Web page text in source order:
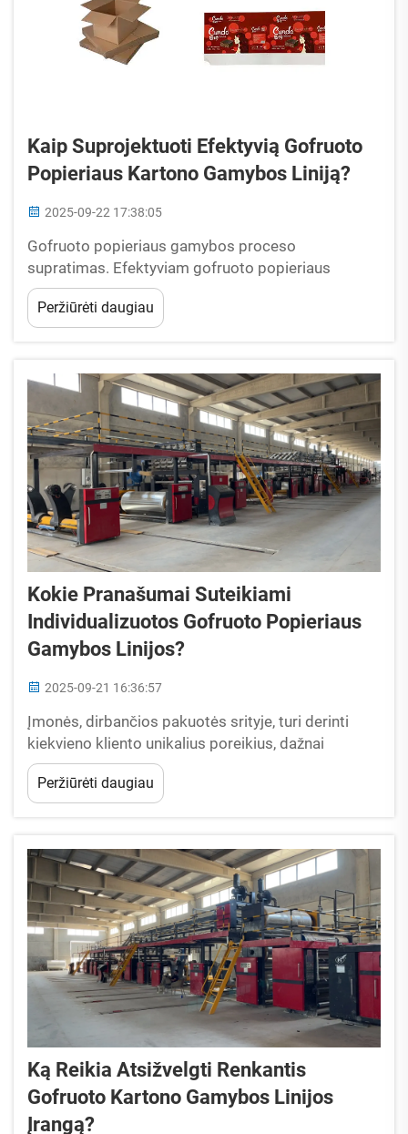
Kaip Suprojektuoti Efektyvią Gofruoto
Popieriaus Kartono Gamybos Liniją?
2025-09-22 17:38:05
Gofruoto popieriaus gamybos proceso
supratimas. Efektyviam gofruoto popieriaus
gamybos linijos įrengimui reikalingas sistemingas
supratimas, kaip žaliavos virsta galutine pakuote.
Šio proceso optimizavimas tiesiogiai veikia...
Peržiūrėti daugiau
Kokie Pranašumai Suteikiami
Individualizuotos Gofruoto Popieriaus
Gamybos Linijos?
2025-09-21 16:36:57
Įmonės, dirbančios pakuotės srityje, turi derinti
kiekvieno kliento unikalius poreikius, dažnai
specializuodamos siuntimą trapių elektronikos
prietaisų, pramoninio dydžio detalių, mažų
individualių dėžučių, didelių partijų užsakymų ir pan.
Peržiūrėti daugiau
Ką Reikia Atsižvelgti Renkantis
Gofruoto Kartono Gamybos Linijos
Įrangą?